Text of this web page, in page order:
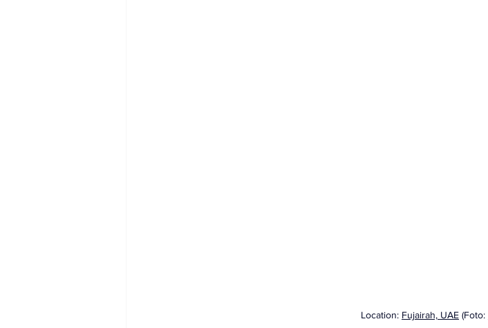
Location: Fujairah, UAE (Foto: